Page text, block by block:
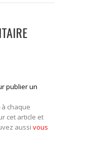
publier un
chaque
cet article et
aussi vous